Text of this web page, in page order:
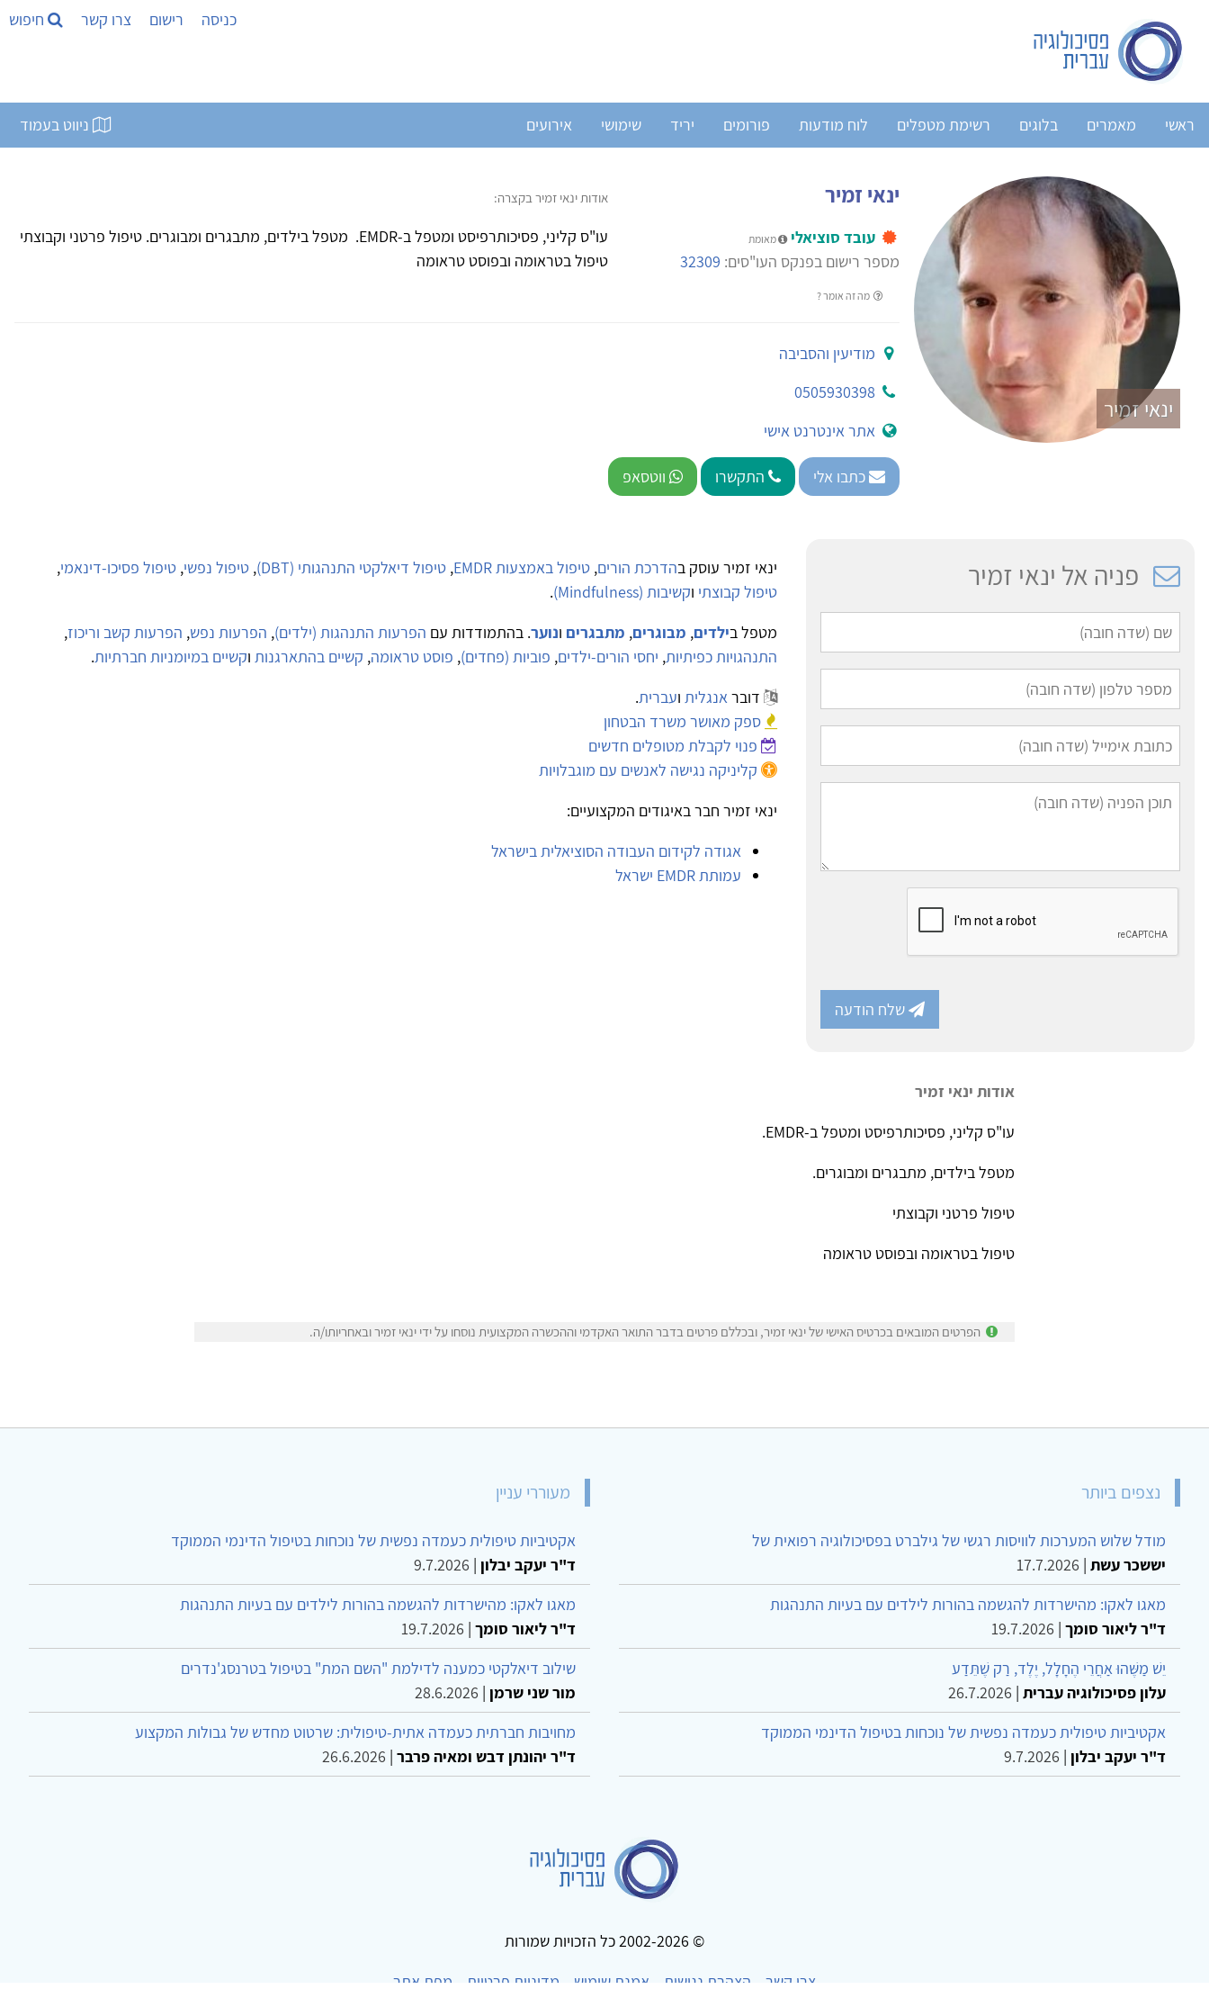
כניסה רישום צרו קשר חיפוש
ראשי מאמרים בלוגים רשימת מטפלים לוח מודעות פורומים יריד שימושי אירועים ניווט בעמוד
ינאי זמיר
ינאי זמיר
עובד סוציאלי מאומת
מספר רישום בפנקס העו"סים: 32309
מה זה אומר ?
אודות ינאי זמיר בקצרה:
עו"ס קליני, פסיכותרפיסט ומטפל ב-EMDR. מטפל בילדים, מתבגרים ומבוגרים. טיפול פרטני וקבוצתי
טיפול בטראומה ובפוסט טראומה
מודיעין והסביבה
0505930398
אתר אינטרנט אישי
כתבו אלי התקשרו ווטסאפ
פניה אל ינאי זמיר
שלח הודעה
ינאי זמיר עוסק בהדרכת הורים, טיפול באמצעות EMDR , טיפול דיאלקטי התנהגותי (DBT) , טיפול נפשי, טיפול פסיכו-דינאמי,
טיפול קבוצתי וקשיבות (Mindfulness)
.
מטפל בילדים, מבוגרים, מתבגרים ונוער. בהתמודדות עם הפרעות התנהגות (ילדים), הפרעות נפש, הפרעות קשב וריכוז,
התנהגויות כפיתיות, יחסי הורים-ילדים, פוביות (פחדים), פוסט טראומה, קשיים בהתארגנות וקשיים במיומניות חברתיות.
דובראנגלית ועברית.
ספק מאושר משרד הבטחון
פנוי לקבלת מטופלים חדשים
קליניקה נגישה לאנשים עם מוגבלויות
ינאי זמיר חבר באיגודים המקצועיים:
אגודה לקידום העבודה הסוציאלית בישראל
עמותת EMDR ישראל
אודות ינאי זמיר
עו"ס קליני, פסיכותרפיסט ומטפל ב-EMDR.
מטפל בילדים, מתבגרים ומבוגרים.
טיפול פרטני וקבוצתי
טיפול בטראומה ובפוסט טראומה
הפרטים המובאים בכרטיס האישי של ינאי זמיר, ובכללם פרטים בדבר התואר האקדמי וההכשרה המקצועית נוסחו על ידי ינאי זמיר ובאחריותו/ה.
נצפים ביותר
מודל שלוש המערכות לוויסות רגשי של גילברט בפסיכולוגיה רפואית של
יששכר עשת |
17.7.2026
מאגו לאקו: מהישרדות להגשמה בהורות לילדים עם בעיות התנהגות
ד"ר ליאור סומך |
19.7.2026
יֵשׁ מַשֶּׁהוּ אַחֲרֵי הֶחָלָל, יֶלֶד, רַק שֶׁתֵּדַע
עלון פסיכולוגיה עברית |
26.7.2026
אקטיביות טיפולית כעמדה נפשית של נוכחות בטיפול הדינמי הממוקד
ד"ר יעקב יבלון |
9.7.2026
מעוררי עניין
אקטיביות טיפולית כעמדה נפשית של נוכחות בטיפול הדינמי הממוקד
ד"ר יעקב יבלון |
9.7.2026
מאגו לאקו: מהישרדות להגשמה בהורות לילדים עם בעיות התנהגות
ד"ר ליאור סומך |
19.7.2026
שילוב דיאלקטי כמענה לדילמת "השם המת" בטיפול בטרנסג'נדרים
מור שני שרמן |
28.6.2026
מחויבות חברתית כעמדה אתית-טיפולית: שרטוט מחדש של גבולות המקצוע
ד"ר יהונתן דבש ומאיה פרבר |
26.6.2026
© 2002-2026 כל הזכויות שמורות
צרו קשר
הצהרת נגישות אמנת שימוש מדיניות פרטיות
מפת אתר